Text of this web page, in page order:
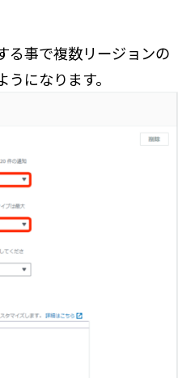
る事で複数リージョンの
になります。